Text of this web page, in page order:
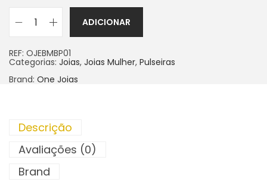
ADICIONAR
REF: OJEBMBP01
Categorias: Joias, Joias Mulher, Pulseiras
Brand: One Joias
Descrição
Avaliações (0)
Brand